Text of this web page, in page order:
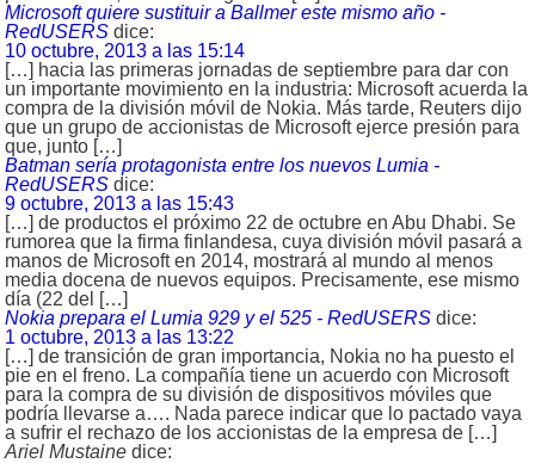
Microsoft quiere sustituir a Ballmer este mismo año -
RedUSERS dice:
10 octubre, 2013 a las 15:14
[…] hacia las primeras jornadas de septiembre para dar con
un importante movimiento en la industria: Microsoft acuerda la
compra de la división móvil de Nokia. Más tarde, Reuters dijo
que un grupo de accionistas de Microsoft ejerce presión para
que, junto […]
Batman sería protagonista entre los nuevos Lumia -
RedUSERS dice:
9 octubre, 2013 a las 15:43
[…] de productos el próximo 22 de octubre en Abu Dhabi. Se
rumorea que la firma finlandesa, cuya división móvil pasará a
manos de Microsoft en 2014, mostrará al mundo al menos
media docena de nuevos equipos. Precisamente, ese mismo
día (22 del […]
Nokia prepara el Lumia 929 y el 525 - RedUSERS dice:
1 octubre, 2013 a las 13:22
[…] de transición de gran importancia, Nokia no ha puesto el
pie en el freno. La compañía tiene un acuerdo con Microsoft
para la compra de su división de dispositivos móviles que
podría llevarse a…. Nada parece indicar que lo pactado vaya
a sufrir el rechazo de los accionistas de la empresa de […]
Ariel Mustaine dice: